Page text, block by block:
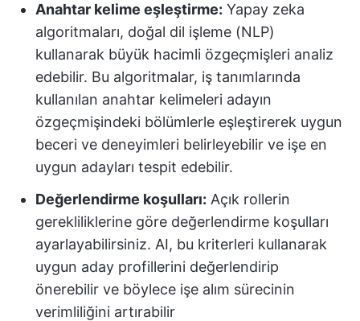
Anahtar kelime eşleştirme: Yapay zeka
algoritmaları, doğal dil işleme (NLP)
kullanarak büyük hacimli özgeçmişleri analiz
edebilir. Bu algoritmalar, iş tanımlarında
kullanılan anahtar kelimeleri adayın
özgeçmişindeki bölümlerle eşleştirerek uygun
beceri ve deneyimleri belirleyebilir ve işe en
uygun adayları tespit edebilir.
Değerlendirme koşulları: Açık rollerin
gerekliliklerine göre değerlendirme koşulları
ayarlayabilirsiniz. AI, bu kriterleri kullanarak
uygun aday profillerini değerlendirip
önerebilir ve böylece işe alım sürecinin
verimliliğini artırabilir